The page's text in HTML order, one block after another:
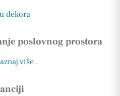
dekora
poslovnog prostora
više .